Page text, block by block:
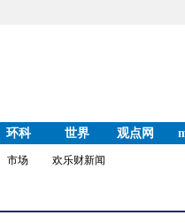
环科 世界 观点网
市场 欢乐财新闻